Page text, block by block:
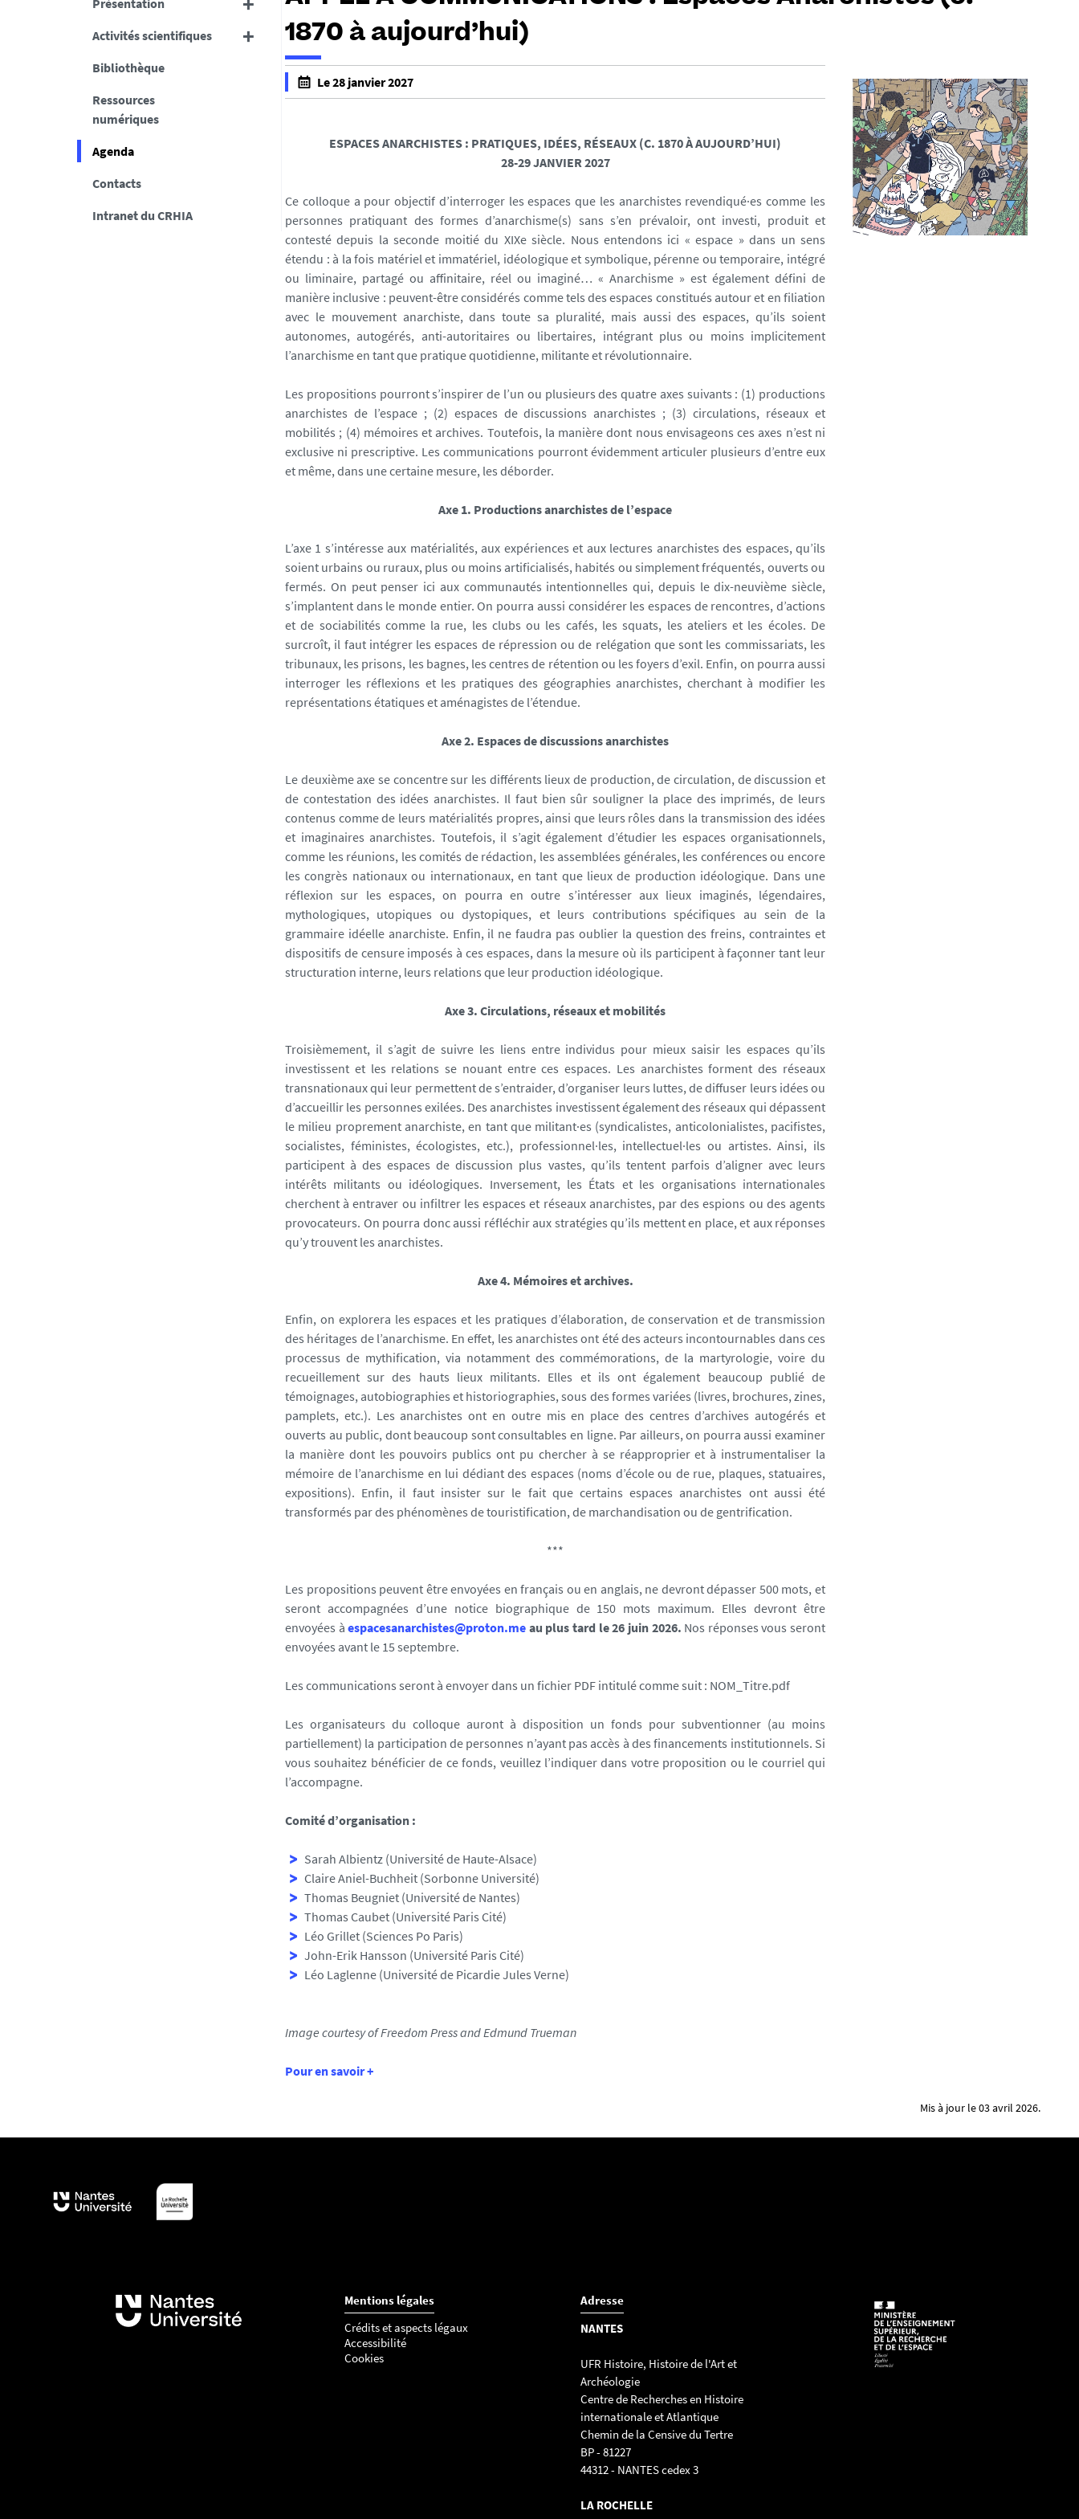
Présentation
Activités scientifiques
Bibliothèque
Ressources
numériques
Agenda
Contacts
Intranet du CRHIA
1870 à aujourd’hui)
Le 28 janvier 2027
f
f
a
l
s
e
ESPACES ANARCHISTES : PRATIQUES, IDÉES, RÉSEAUX (C. 1870 À AUJOURD’HUI)
28-29 JANVIER 2027
Ce colloque a pour objectif d’interroger les espaces que les anarchistes revendiqué·es comme les
personnes pratiquant des formes d’anarchisme(s) sans s’en prévaloir, ont investi, produit et
contesté depuis la seconde moitié du XIXe siècle. Nous entendons ici « espace » dans un sens
étendu : à la fois matériel et immatériel, idéologique et symbolique, pérenne ou temporaire, intégré
ou liminaire, partagé ou affinitaire, réel ou imaginé… « Anarchisme » est également défini de
manière inclusive : peuvent-être considérés comme tels des espaces constitués autour et en filiation
avec le mouvement anarchiste, dans toute sa pluralité, mais aussi des espaces, qu’ils soient
autonomes, autogérés, anti-autoritaires ou libertaires, intégrant plus ou moins implicitement
l’anarchisme en tant que pratique quotidienne, militante et révolutionnaire.
Les propositions pourront s’inspirer de l’un ou plusieurs des quatre axes suivants : (1) productions
anarchistes de l’espace ; (2) espaces de discussions anarchistes ; (3) circulations, réseaux et
mobilités ; (4) mémoires et archives. Toutefois, la manière dont nous envisageons ces axes n’est ni
exclusive ni prescriptive. Les communications pourront évidemment articuler plusieurs d’entre eux
et même, dans une certaine mesure, les déborder.
Axe 1. Productions anarchistes de l’espace
L’axe 1 s’intéresse aux matérialités, aux expériences et aux lectures anarchistes des espaces, qu’ils
soient urbains ou ruraux, plus ou moins artificialisés, habités ou simplement fréquentés, ouverts ou
fermés. On peut penser ici aux communautés intentionnelles qui, depuis le dix-neuvième siècle,
s’implantent dans le monde entier. On pourra aussi considérer les espaces de rencontres, d’actions
et de sociabilités comme la rue, les clubs ou les cafés, les squats, les ateliers et les écoles. De
surcroît, il faut intégrer les espaces de répression ou de relégation que sont les commissariats, les
tribunaux, les prisons, les bagnes, les centres de rétention ou les foyers d’exil. Enfin, on pourra aussi
interroger les réflexions et les pratiques des géographies anarchistes, cherchant à modifier les
représentations étatiques et aménagistes de l’étendue.
Axe 2. Espaces de discussions anarchistes
Le deuxième axe se concentre sur les différents lieux de production, de circulation, de discussion et
de contestation des idées anarchistes. Il faut bien sûr souligner la place des imprimés, de leurs
contenus comme de leurs matérialités propres, ainsi que leurs rôles dans la transmission des idées
et imaginaires anarchistes. Toutefois, il s’agit également d’étudier les espaces organisationnels,
comme les réunions, les comités de rédaction, les assemblées générales, les conférences ou encore
les congrès nationaux ou internationaux, en tant que lieux de production idéologique. Dans une
réflexion sur les espaces, on pourra en outre s’intéresser aux lieux imaginés, légendaires,
mythologiques, utopiques ou dystopiques, et leurs contributions spécifiques au sein de la
grammaire idéelle anarchiste. Enfin, il ne faudra pas oublier la question des freins, contraintes et
dispositifs de censure imposés à ces espaces, dans la mesure où ils participent à façonner tant leur
structuration interne, leurs relations que leur production idéologique.
Axe 3. Circulations, réseaux et mobilités
Troisièmement, il s’agit de suivre les liens entre individus pour mieux saisir les espaces qu’ils
investissent et les relations se nouant entre ces espaces. Les anarchistes forment des réseaux
transnationaux qui leur permettent de s’entraider, d’organiser leurs luttes, de diffuser leurs idées ou
d’accueillir les personnes exilées. Des anarchistes investissent également des réseaux qui dépassent
le milieu proprement anarchiste, en tant que militant·es (syndicalistes, anticolonialistes, pacifistes,
socialistes, féministes, écologistes, etc.), professionnel·les, intellectuel·les ou artistes. Ainsi, ils
participent à des espaces de discussion plus vastes, qu’ils tentent parfois d’aligner avec leurs
intérêts militants ou idéologiques. Inversement, les États et les organisations internationales
cherchent à entraver ou infiltrer les espaces et réseaux anarchistes, par des espions ou des agents
provocateurs. On pourra donc aussi réfléchir aux stratégies qu’ils mettent en place, et aux réponses
qu’y trouvent les anarchistes.
Axe 4. Mémoires et archives.
Enfin, on explorera les espaces et les pratiques d’élaboration, de conservation et de transmission
des héritages de l’anarchisme. En effet, les anarchistes ont été des acteurs incontournables dans ces
processus de mythification, via notamment des commémorations, de la martyrologie, voire du
recueillement sur des hauts lieux militants. Elles et ils ont également beaucoup publié de
témoignages, autobiographies et historiographies, sous des formes variées (livres, brochures, zines,
pamplets, etc.). Les anarchistes ont en outre mis en place des centres d’archives autogérés et
ouverts au public, dont beaucoup sont consultables en ligne. Par ailleurs, on pourra aussi examiner
la manière dont les pouvoirs publics ont pu chercher à se réapproprier et à instrumentaliser la
mémoire de l’anarchisme en lui dédiant des espaces (noms d’école ou de rue, plaques, statuaires,
expositions). Enfin, il faut insister sur le fait que certains espaces anarchistes ont aussi été
transformés par des phénomènes de touristification, de marchandisation ou de gentrification.
***
Les propositions peuvent être envoyées en français ou en anglais, ne devront dépasser 500 mots, et
seront accompagnées d’une notice biographique de 150 mots maximum. Elles devront être
envoyées àespacesanarchistes@proton.me au plus tard le 26 juin 2026. Nos réponses vous seront
envoyées avant le 15 septembre.
Les communications seront à envoyer dans un fichier PDF intitulé comme suit : NOM_Titre.pdf
Les organisateurs du colloque auront à disposition un fonds pour subventionner (au moins
partiellement) la participation de personnes n’ayant pas accès à des financements institutionnels. Si
vous souhaitez bénéficier de ce fonds, veuillez l’indiquer dans votre proposition ou le courriel qui
l’accompagne.
Comité d’organisation :
Sarah Albientz (Université de Haute-Alsace)
Claire Aniel-Buchheit (Sorbonne Université)
Thomas Beugniet (Université de Nantes)
Thomas Caubet (Université Paris Cité)
Léo Grillet (Sciences Po Paris)
John-Erik Hansson (Université Paris Cité)
Léo Laglenne (Université de Picardie Jules Verne)
Image courtesy of Freedom Press and Edmund Trueman
Pour en savoir +
Mis à jour le 03 avril 2026.
Mentions légales
Crédits et aspects légaux
Accessibilité
Cookies
Adresse
NANTES
UFR Histoire, Histoire de l'Art et
Archéologie
Centre de Recherches en Histoire
internationale et Atlantique
Chemin de la Censive du Tertre
BP - 81227
44312 - NANTES cedex 3
LA ROCHELLE